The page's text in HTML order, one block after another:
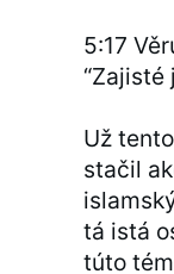
5:17
“Zajisté
Už
stačil
tá istá
túto